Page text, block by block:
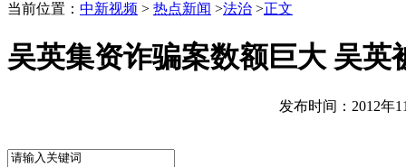
当前位置： 中新视频 > 热点新闻 >法治 >正文
吴英集资诈骗案数额巨大 吴英
发布时间：2012年